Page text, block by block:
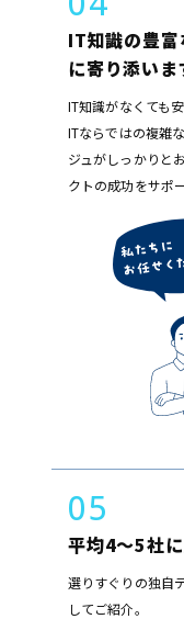
IT知識の豊
に寄り添いま
IT知識がなくても安
ITならではの複雑
ジュがしっかりと
クトの成功をサポ
05
平均4～5社
選りすぐりの独自
してご紹介。